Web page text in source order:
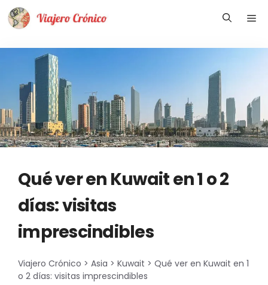
Saltar
Qué ver en Kuwait en 1 o 2
días: visitas
imprescindibles
Viajero Crónico > Asia > Kuwait > Qué ver en Kuwait en 1
o 2 días: visitas imprescindibles